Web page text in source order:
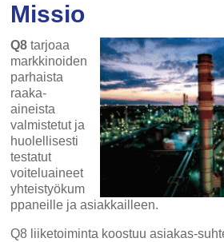
Missio
Q8 tarjoaa
markkinoiden
parhaista
raaka-
aineista
valmistetut ja
huolellisesti
testatut
voiteluaineet
yhteistyökum
ppaneille ja asiakkailleen.
Q8 liiketoiminta koostuu asiakas-